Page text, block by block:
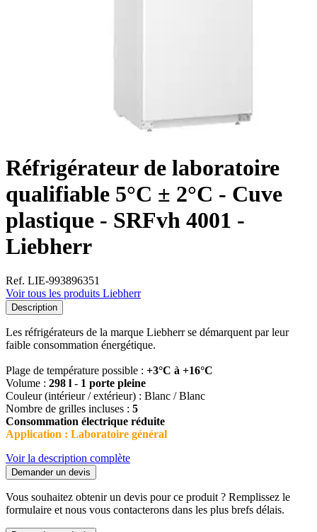
Réfrigérateur de laboratoire
qualifiable 5°C ± 2°C - Cuve
plastique - SRFvh 4001 -
Liebherr
Ref. LIE-993896351
Voir tous les produits Liebherr
Description
Les réfrigérateurs de la marque Liebherr se démarquent par leur
faible consommation énergétique.
Plage de température possible : +3°C à +16°C
Volume : 298 l - 1 porte pleine
Couleur (intérieur / extérieur) : Blanc / Blanc
Nombre de grilles incluses : 5
Consommation électrique réduite
Application : Laboratoire général
Voir la description complète
Demander un devis
Vous souhaitez obtenir un devis pour ce produit ? Remplissez le
formulaire et nous vous contacterons dans les plus brefs délais.